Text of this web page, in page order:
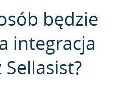
będzie
integracja
Sellasist?